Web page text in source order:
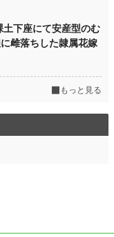
下座にて安産型のむ
雌落ちした隷属花嫁
もっと見る